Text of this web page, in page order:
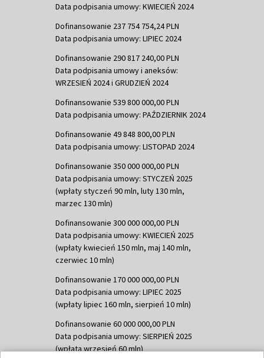
Data podpisania umowy: KWIECIEŃ 2024
Dofinansowanie 237 754 754,24 PLN
Data podpisania umowy: LIPIEC 2024
Dofinansowanie 290 817 240,00 PLN
Data podpisania umowy i aneksów:
WRZESIEŃ 2024 i GRUDZIEŃ 2024
Dofinansowanie 539 800 000,00 PLN
Data podpisania umowy: PAŹDZIERNIK 2024
Dofinansowanie 49 848 800,00 PLN
Data podpisania umowy: LISTOPAD 2024
Dofinansowanie 350 000 000,00 PLN
Data podpisania umowy: STYCZEŃ 2025
(wpłaty styczeń 90 mln, luty 130 mln,
marzec 130 mln)
Dofinansowanie 300 000 000,00 PLN
Data podpisania umowy: KWIECIEŃ 2025
(wpłaty kwiecień 150 mln, maj 140 mln,
czerwiec 10 mln)
Dofinansowanie 170 000 000,00 PLN
Data podpisania umowy: LIPIEC 2025
(wpłaty lipiec 160 mln, sierpień 10 mln)
Dofinansowanie 60 000 000,00 PLN
Data podpisania umowy: SIERPIEŃ 2025
(wpłata wrzesień 60 mln)